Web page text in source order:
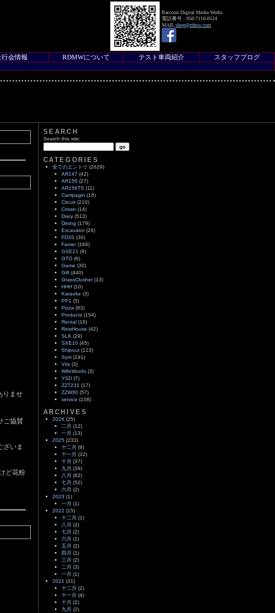
Raccoon Digital Media Works
電話番号 : 050-7110-0524
MAIL:shop@rdmw.com
行会情報 RDMWについて テスト車両紹介
スタッフブログ
りませ
ご協賛
ざいま
ど花粉
SEARCH
Search this site:
CATEGORIES
全てのエントリ (2629)
AR147 (42)
AR156 (27)
AR156TS(11)
Campagin (16)
Circuit(210)
Crown (14)
Diary(513)
Dining (179)
Excavator(26)
FD3S(30)
Famer(166)
GSE21 (9)
GTO(6)
Game (30)
Gift(440)
GrassClusher(13)
HHH(10)
Karaoke (3)
PP1 (5)
Pizza (83)
Products(154)
Rental(16)
RestHouse (42)
SLK (29)
SXE10(45)
Shipout(123)
Sym(191)
Vits(3)
WifeWords(3)
YSD(7)
ZZT231 (17)
ZZW30(57)
service (108)
ARCHIVES
2026 (25)
二月 (12)
一月 (13)
2025(233)
十二月 (9)
十一月 (32)
十月 (37)
九月 (39)
八月 (62)
七月 (52)
六月 (2)
2023 (1)
一月 (1)
2022 (15)
十二月 (1)
八月 (2)
七月 (2)
六月 (1)
五月 (2)
四月 (1)
三月 (2)
二月 (3)
一月 (1)
2021 (31)
十二月 (2)
十一月 (4)
十月 (2)
九月 (2)